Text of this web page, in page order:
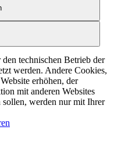
technischen Betrieb der
werden. Andere Cookies,
erhöhen, der
mit anderen Websites
werden nur mit Ihrer